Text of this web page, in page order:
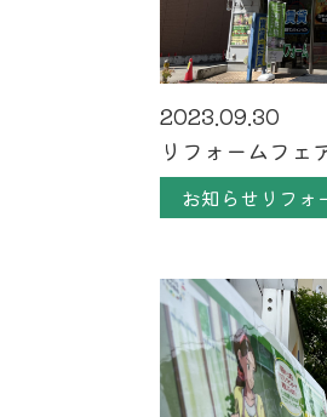
2023.09.30
リフォームフェ
お知らせリフォ